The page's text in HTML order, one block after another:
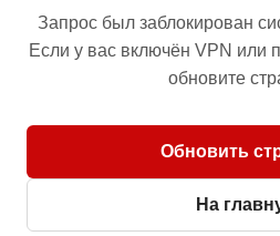
Запрос был заблокирован
Если у вас включён VPN или
обновите
Обновить
На